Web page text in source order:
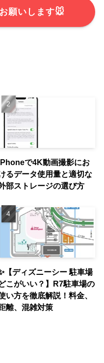
願いします🐭
で4K動画撮影にお
るデータ使用量と適切な
部ストレージの選び方
【ディズニーシー 駐車場
こがいい？】R7駐車場の
い方を徹底解説！料金、
離、混雑対策